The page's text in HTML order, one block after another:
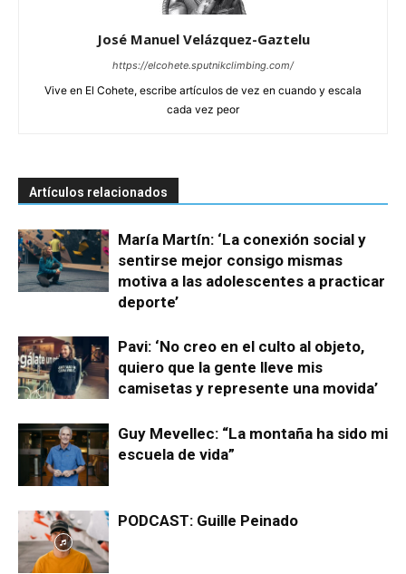
José Manuel Velázquez-Gaztelu
https://elcohete.sputnikclimbing.com/
Vive en El Cohete, escribe artículos de vez en cuando y escala
cada vez peor
Artículos relacionados
María Martín: ‘La conexión social y
sentirse mejor consigo mismas
motiva a las adolescentes a practicar
deporte’
Pavi: ‘No creo en el culto al objeto,
quiero que la gente lleve mis
camisetas y represente una movida’
Guy Mevellec: “La montaña ha sido mi
escuela de vida”
PODCAST: Guille Peinado